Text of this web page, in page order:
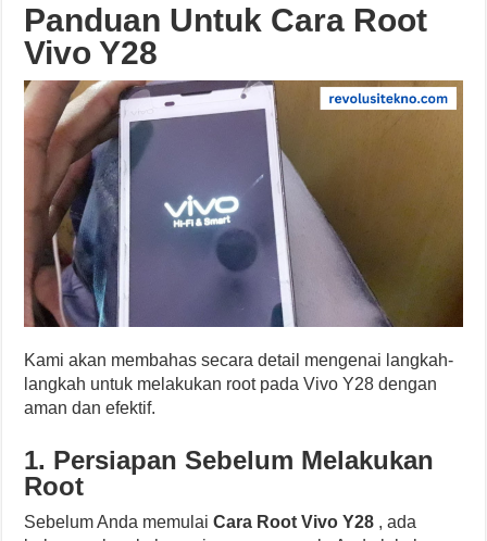
Panduan Untuk Cara Root
Vivo Y28
Kami akan membahas secara detail mengenai langkah-
langkah untuk melakukan root pada Vivo Y28 dengan
aman dan efektif.
1. Persiapan Sebelum Melakukan
Root
Sebelum Anda memulaiCara Root Vivo Y28 , ada